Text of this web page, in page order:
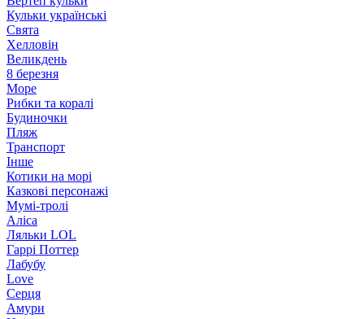
Кульки українські
Свята
Хелловін
Великдень
8 березня
Море
Рибки та коралі
Будиночки
Пляж
Транспорт
Інше
Котики на морі
Казкові персонажі
Мумі-тролі
Аліса
Ляльки LOL
Гаррі Поттер
Лабубу
Love
Серця
Амури